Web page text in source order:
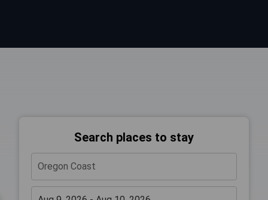
Search places to stay